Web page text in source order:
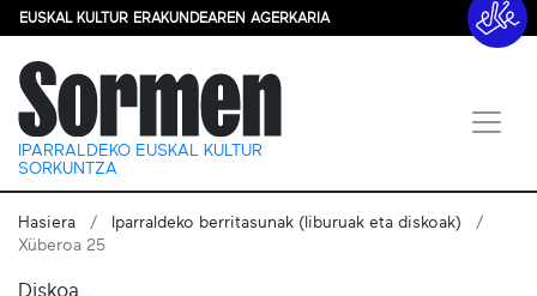
EUSKAL KULTUR ERAKUNDEAREN AGERKARIA
IPARRALDEKO EUSKAL KULTUR
SORKUNTZA
Hasiera
Iparraldeko berritasunak (liburuak eta diskoak)
Xüberoa 25
Diskoa